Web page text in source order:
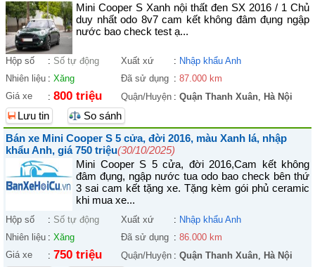
Mini Cooper S Xanh nội thất đen SX 2016 / 1 Chủ
duy nhất odo 8v7 cam kết không đâm đụng ngập
nước bao check test ạ...
Hộp số : Số tự động Xuất xứ : Nhập khẩu Anh
Nhiên liệu : Xăng Đã sử dụng : 87.000 km
Giá xe
: 800 triệu Quận/Huyện : Quận Thanh Xuân, Hà Nội
Lưu tin
So sánh
Bán xe Mini Cooper S 5 cửa, đời 2016, màu Xanh lá, nhập
khẩu Anh, giá 750 triệu(30/10/2025)
Mini Cooper S 5 cửa, đời 2016,Cam kết không
đâm đụng, ngập nước tua odo bao check bên thứ
3 sai cam kết tặng xe. Tặng kèm gói phủ ceramic
khi mua xe...
Hộp số : Số tự động Xuất xứ : Nhập khẩu Anh
Nhiên liệu : Xăng Đã sử dụng : 86.000 km
Giá xe
: 750 triệu Quận/Huyện : Quận Thanh Xuân, Hà Nội